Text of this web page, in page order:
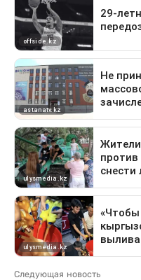
Следующая новость